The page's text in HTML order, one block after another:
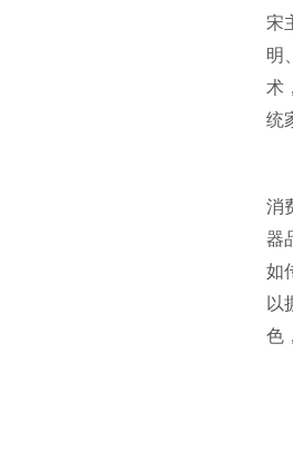
宋
明
术
统
消
器
如
以
色